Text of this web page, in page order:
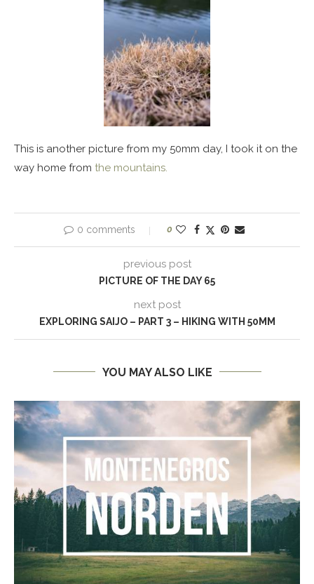
This is another picture from my 50mm day, I took it on the
way home from the mountains.
0 comments 0
previous post
PICTURE OF THE DAY 65
next post
EXPLORING SAIJO – PART 3 – HIKING WITH 50MM
YOU MAY ALSO LIKE